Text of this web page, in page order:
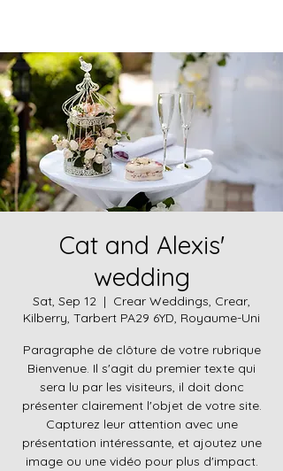
Cat and Alexis'
wedding
Sat, Sep 12
  |
Crear Weddings, Crear,
Kilberry, Tarbert PA29 6YD, Royaume-Uni
Paragraphe de clôture de votre rubrique
Bienvenue. Il s'agit du premier texte qui
sera lu par les visiteurs, il doit donc
présenter clairement l'objet de votre site.
Capturez leur attention avec une
présentation intéressante, et ajoutez une
image ou une vidéo pour plus d'impact.